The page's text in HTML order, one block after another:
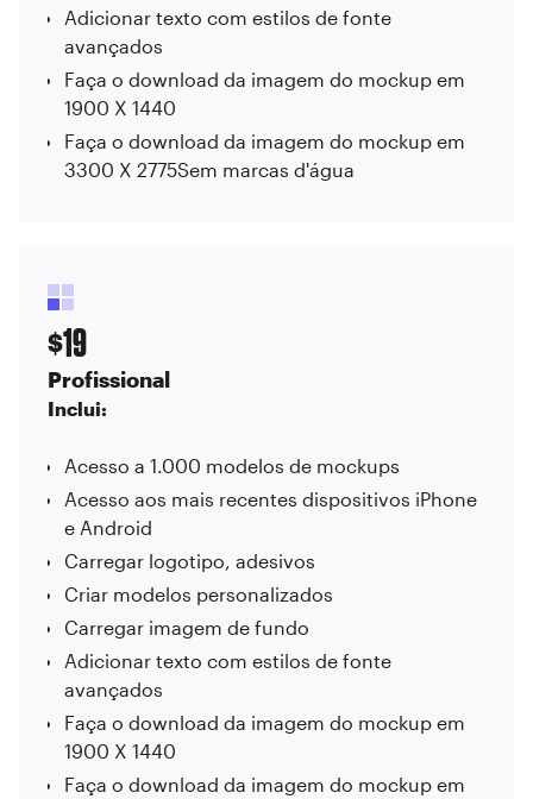
Adicionar texto com estilos de fonte
avançados
Faça o download da imagem do mockup em
1900 X 1440
Faça o download da imagem do mockup em
3300 X 2775Sem marcas d'água
$19
Profissional
Inclui:
Acesso a 1.000 modelos de mockups
Acesso aos mais recentes dispositivos iPhone
e Android
Carregar logotipo, adesivos
Criar modelos personalizados
Carregar imagem de fundo
Adicionar texto com estilos de fonte
avançados
Faça o download da imagem do mockup em
1900 X 1440
Faça o download da imagem do mockup em